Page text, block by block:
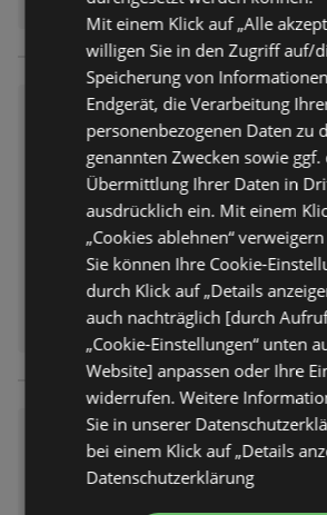
Norma:
Prospekt nicht
Abgelaufen am:
Norma:
Prospekt nicht
Abgelaufen am:
Mit einem Klick auf „Alle
willigen Sie in den Zugriff auf/
Speicherung von
Endgerät, die Verarbeitung
personenbezogenen Daten zu
genannten Zwecken sowie ggf.
Übermittlung Ihrer Daten in
ausdrücklich ein. Mit einem
„Cookies ablehnen“
Sie können Ihre Cookie-
durch Klick auf „Details
auch nachträglich [durch
„Cookie-Einstellungen“ unten
Website] anpassen oder Ihre
widerrufen. Weitere
Sie in unserer
bei einem Klick auf „Details
Datenschutzerklärung